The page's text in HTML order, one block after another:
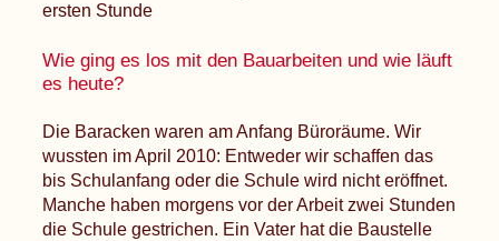
ersten Stunde
Wie ging es los mit den Bauarbeiten und wie läuft
es heute?
Die Baracken waren am Anfang Büroräume. Wir
wussten im April 2010: Entweder wir schaffen das
bis Schulanfang oder die Schule wird nicht eröffnet.
Manche haben morgens vor der Arbeit zwei Stunden
die Schule gestrichen. Ein Vater hat die Baustelle